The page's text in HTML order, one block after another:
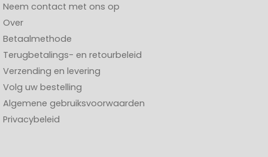
Neem contact met ons op
Over
Betaalmethode
Terugbetalings- en retourbeleid
Verzending en levering
Volg uw bestelling
Algemene gebruiksvoorwaarden
Privacybeleid